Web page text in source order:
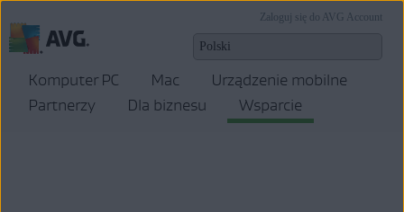
Zaloguj się do AVG Account
Komputer PC Mac
Urządzenie mobilne
Partnerzy
Dla biznesu Wsparcie